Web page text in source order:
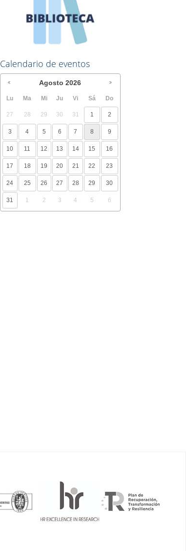
Calendario de eventos
Agosto 2026
Lu Ma Mi Ju Vi Sá Do
27 28 29 30 31 1 2
3 4 5 6 7 8 9
10 11 12 13 14 15 16
17 18 19 20 21 22 23
24 25 26 27 28 29 30
31 1 2 3 4 5 6